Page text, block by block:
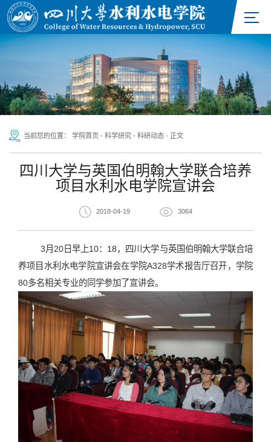
当前您的位置： 学院首页 - 科学研究 - 科研动态 - 正文
四川大学与英国伯明翰大学联合培养
项目水利水电学院宣讲会
2018-04-19 3064
3月20日早上10：18，四川大学与英国伯明翰大学联合培
养项目水利水电学院宣讲会在学院A328学术报告厅召开，学院
80多名相关专业的同学参加了宣讲会。